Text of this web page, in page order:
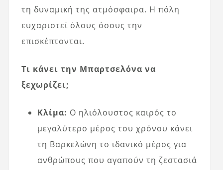
τη δυναμική της ατμόσφαιρα. Η πόλη
ευχαριστεί όλους όσους την
επισκέπτονται.
Τι κάνει την Μπαρτσελόνα να
ξεχωρίζει;
Κλίμα: Ο ηλιόλουστος καιρός το
μεγαλύτερο μέρος του χρόνου κάνει
τη Βαρκελώνη το ιδανικό μέρος για
ανθρώπους που αγαπούν τη ζεστασιά